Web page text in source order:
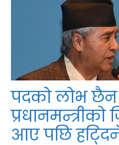
पदको लोभ छैन
प्रधानमन्त्रीको
आए पछि